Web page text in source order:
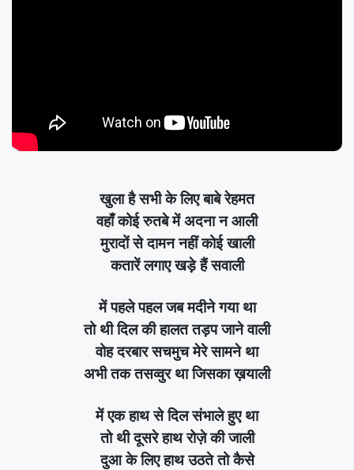
खुला है सभी के लिए बाबे रेहमत
वहाँ कोई रुतबे में अदना न आली
मुरादों से दामन नहीं कोई खाली
कतारें लगाए खड़े हैं सवाली
में पहले पहल जब मदीने गया था
तो थी दिल की हालत तड़प जाने वाली
वोह दरबार सचमुच मेरे सामने था
अभी तक तसव्वुर था जिसका ख़याली
में एक हाथ से दिल संभाले हुए था
तो थी दूसरे हाथ रोज़े की जाली
दुआ के लिए हाथ उठते तो कैसे